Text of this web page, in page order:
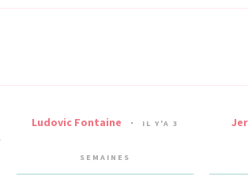
Ludovic Fontaine IL Y'A 3
SEMAINES